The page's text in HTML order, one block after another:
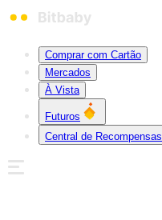
Comprar com Cartão
Mercados
À Vista
Futuros
Central de Recompensas